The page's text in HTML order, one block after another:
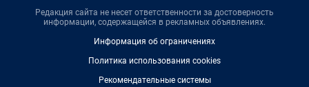
Редакция сайта не несет ответственности за достоверность
информации, содержащейся в рекламных объявлениях.
Информация об ограничениях
Политика использования cookies
Рекомендательные системы